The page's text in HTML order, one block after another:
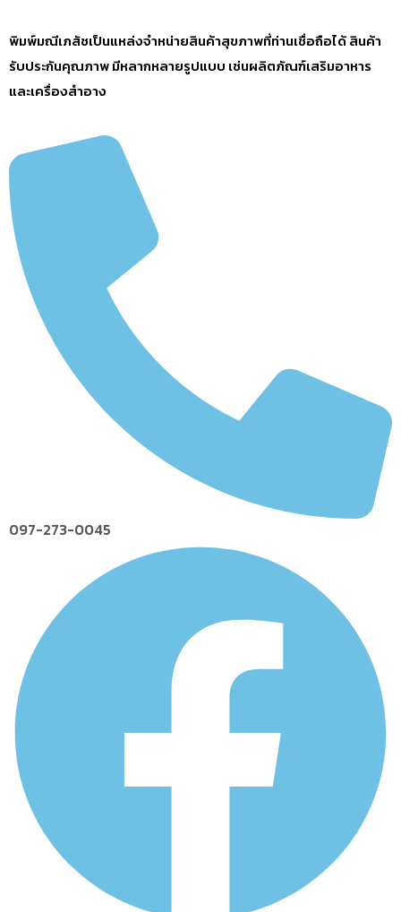
พิมพ์มณีเภสัชเป็นแหล่งจำหน่ายสินค้าสุขภาพที่ท่านเชื่อถือได้ สินค้า
รับประกันคุณภาพ มีหลากหลายรูปแบบ เช่นผลิตภัณฑ์เสริมอาหาร
และเครื่องสำอาง
097-273-0045